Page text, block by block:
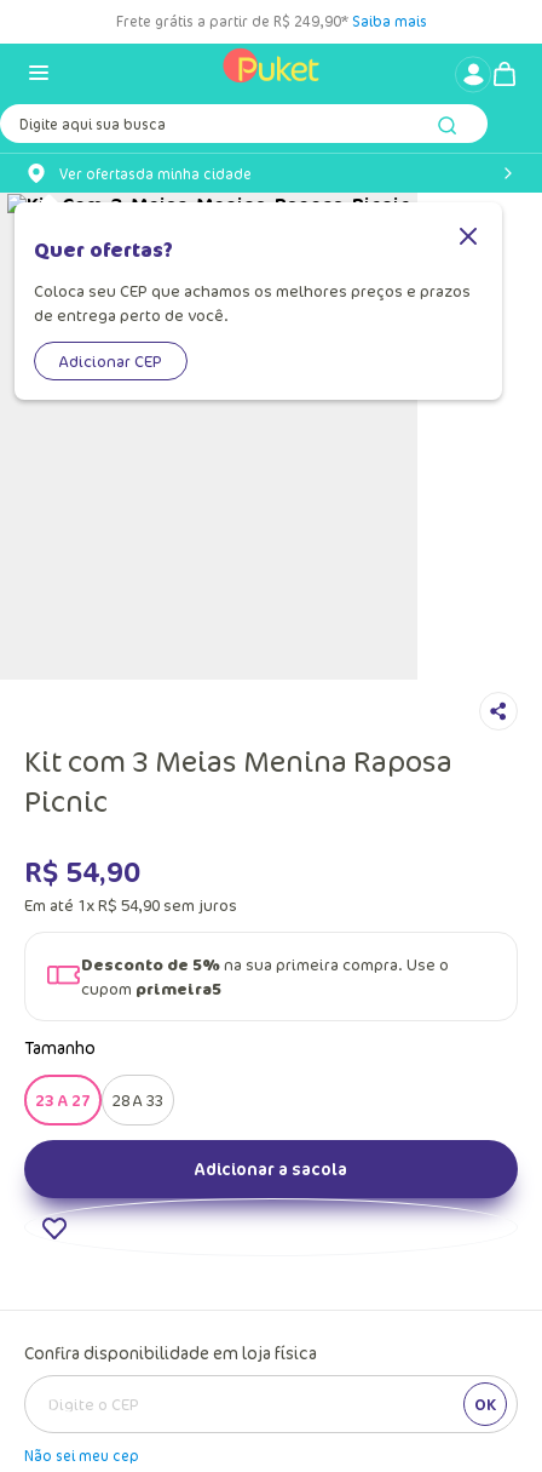
Frete grátis a partir de R$ 249,90* Saiba mais
Digite aqui sua busca
Ver ofertasda minha cidade
Quer ofertas?
Coloca seu CEP que achamos os melhores preços e prazos
de entrega perto de você.
Adicionar CEP
Kit com 3 Meias Menina Raposa
Picnic
R$ 54,90
Em até 1xR$ 54,90 sem juros
Desconto de 5%na sua primeira compra. Use o
cupom primeira5
Tamanho
23 A 27 28 A 33
Adicionar a sacola
Confira disponibilidade em loja física